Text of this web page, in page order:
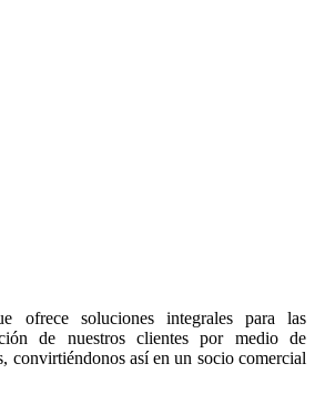
ofrece soluciones integrales para las
de nuestros clientes por medio de
convirtiéndonos así en un socio comercial